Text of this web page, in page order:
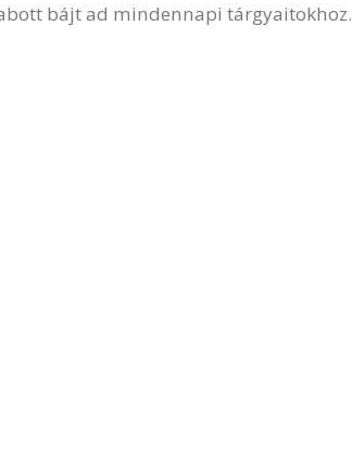
bájt ad mindennapi tárgyaitokhoz.